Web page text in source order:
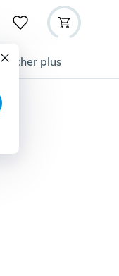
Afficher plus